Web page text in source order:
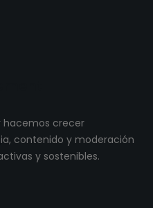
hacemos crecer
contenido y moderación
y sostenibles.